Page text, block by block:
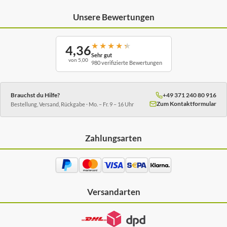
Unsere Bewertungen
4,36
von 5,00
★ ★ ★ ★ ★
Sehr gut
980 verifizierte Bewertungen
Brauchst du Hilfe?
Bestellung, Versand, Rückgabe · Mo. – Fr. 9 – 16 Uhr
+49 371 240 80 916
Zum Kontaktformular
Zahlungsarten
Versandarten